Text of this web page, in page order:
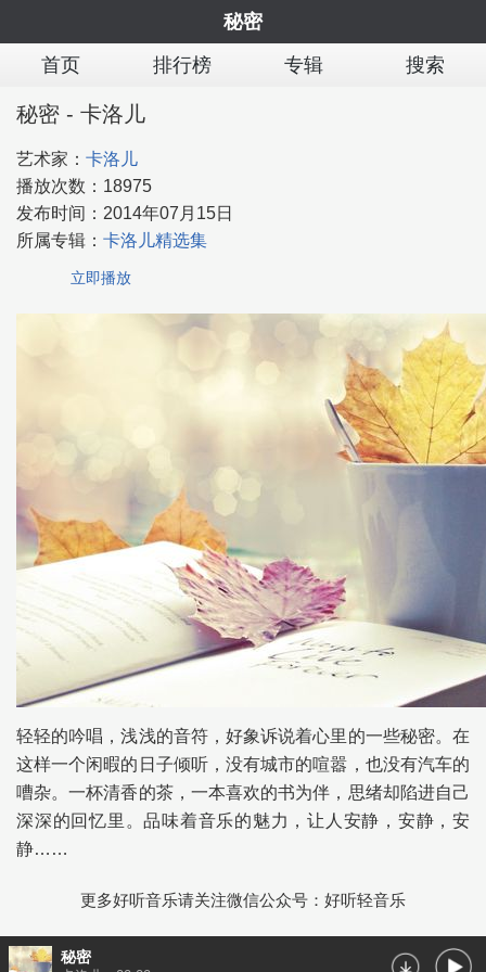
秘密
首页
排行榜 专辑 搜索
秘密 - 卡洛儿
艺术家： 卡洛儿
播放次数： 18975
发布时间： 2014年07月15日
所属专辑： 卡洛儿精选集
立即播放
轻轻的吟唱，浅浅的音符，好象诉说着心里的一些秘密。在
这样一个闲暇的日子倾听，没有城市的喧嚣，也没有汽车的
嘈杂。一杯清香的茶，一本喜欢的书为伴，思绪却陷进自己
深深的回忆里。品味着音乐的魅力，让人安静，安静，安
静……
更多好听音乐请关注微信公众号：好听轻音乐
秘密